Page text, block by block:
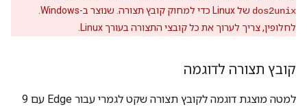
dos2unix
לחלופין, צריך לערוך את כל קובצי התצורה בעורך Linux.
קובץ תצורה לדוגמה
למטה מוצגת דוגמה לקובץ תצורה שקט לגמרי עבור Edge עם 9